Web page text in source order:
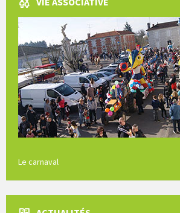
Le carnaval